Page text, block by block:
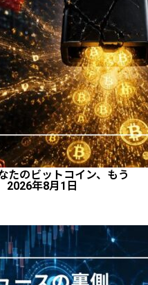
たのビットコイン、もう
年8月1日